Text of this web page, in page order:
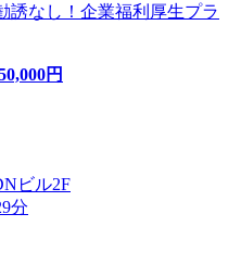
誘なし！企業福利厚生プラ
円
ビル2F
分